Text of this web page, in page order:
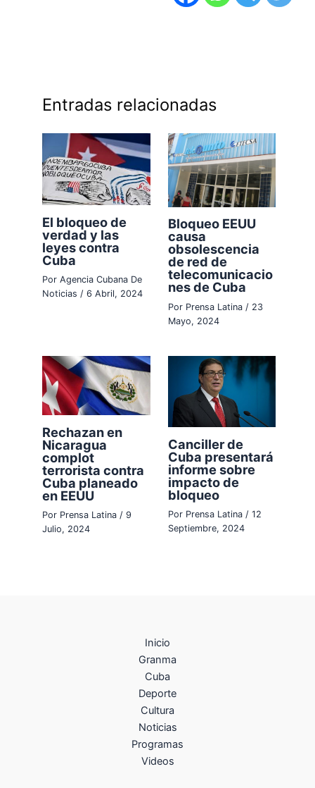
Entradas relacionadas
El bloqueo de
verdad y las
leyes contra
Cuba
PorAgencia Cubana De
Noticias /6 Abril, 2024
Bloqueo EEUU
causa
obsolescencia
de red de
telecomunicacio
nes de Cuba
Por Prensa Latina / 23
Mayo, 2024
Rechazan en
Nicaragua
complot
terrorista contra
Cuba planeado
en EEUU
Por Prensa Latina /9
Julio, 2024
Canciller de
Cuba presentará
informe sobre
impacto de
bloqueo
Por Prensa Latina / 12
Septiembre, 2024
Inicio
Granma
Cuba
Deporte
Cultura
Noticias
Programas
Videos